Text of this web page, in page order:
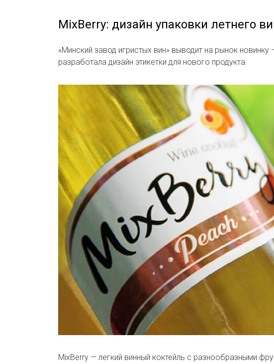
MixBerry: дизайн упаковки летнего
«Минский завод игристых вин» выводит на рынок
разработала дизайн этикетки для нового продукта.
MixBerry — легкий винный коктейль с разнообразными